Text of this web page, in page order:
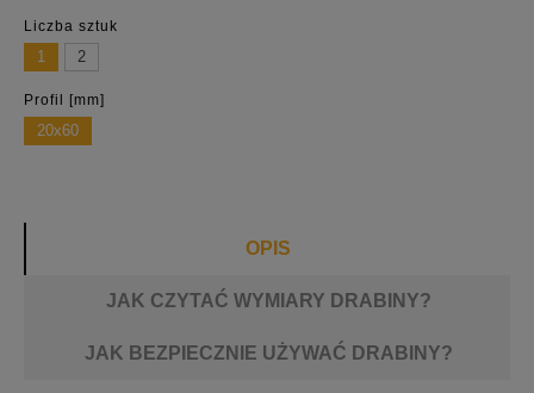
Liczba sztuk
1 2
Profil [mm]
20x60
OPIS
JAK CZYTAĆ WYMIARY DRABINY?
JAK BEZPIECZNIE UŻYWAĆ DRABINY?